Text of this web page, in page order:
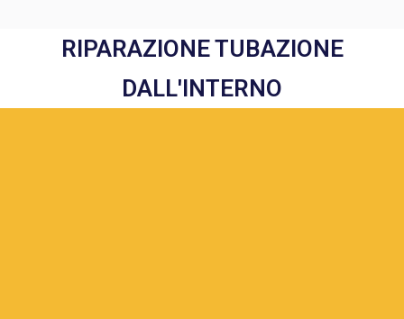
RIPARAZIONE TUBAZIONE
DALL'INTERNO